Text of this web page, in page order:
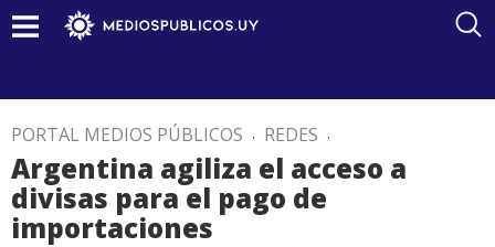
PORTAL MEDIOS PÚBLICOS . REDES .
Argentina agiliza el acceso a
divisas para el pago de
importaciones